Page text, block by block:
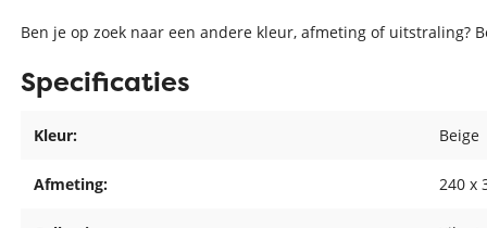
Ben je op zoek naar een andere kleur, afmeting of uitstraling?
Specificaties
Kleur: Beige
Afmeting: 240 x